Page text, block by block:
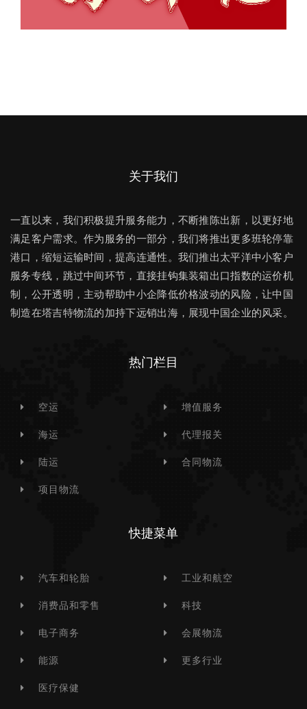
关于我们
一直以来，我们积极提升服务能力，不断推陈出新，以更好地
满足客户需求。作为服务的一部分，我们将推出更多班轮停靠
港口，缩短运输时间，提高连通性。我们推出太平洋中小客户
服务专线，跳过中间环节，直接挂钩集装箱出口指数的运价机
制，公开透明，主动帮助中小企降低价格波动的风险，让中国
制造在塔吉特物流的加持下远销出海，展现中国企业的风采。
热门栏目
空运
海运
陆运
项目物流
增值服务
代理报关
合同物流
快捷菜单
汽车和轮胎
消费品和零售
电子商务
能源
医疗保健
工业和航空
科技
会展物流
更多行业